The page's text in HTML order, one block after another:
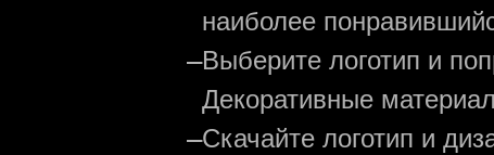
наиболее
—Выберите логотип и
Декоративные
—Скачайте логотип и